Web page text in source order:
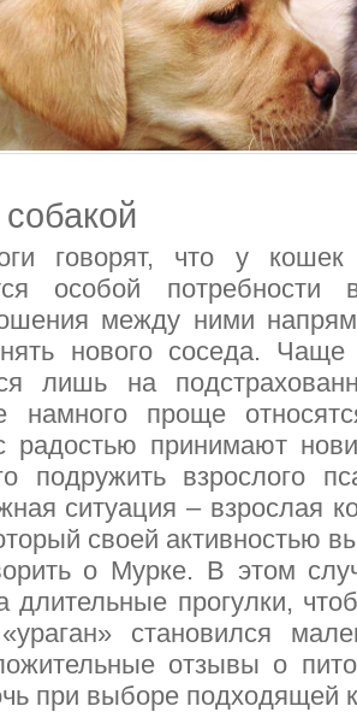
говорят, что у
особой
между ними
нового соседа.
лишь на
намного проще
радостью принимают
подружить взрослого
ситуация – взрослая
своей активностью
о Мурке. В этом
прогулки,
становился
отзывы о
при выборе подходящей